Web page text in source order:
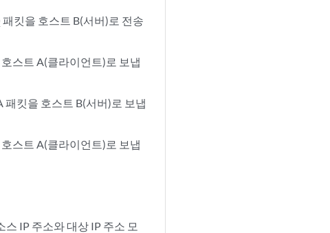
킷을 호스트 B(서버)로 전송
스트 A(클라이언트)로 보냅
패킷을 호스트 B(서버)로 보냅
스트 A(클라이언트)로 보냅
IP 주소와 대상 IP 주소 모